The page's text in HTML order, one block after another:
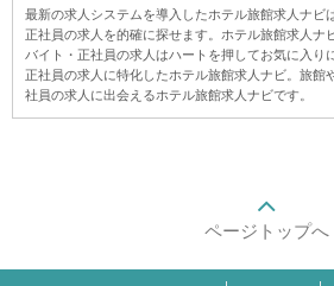
最新の求人システムを導入したホテル旅館求人ナビ
正社員の求人を的確に探せます。ホテル旅館求人ナ
バイト・正社員の求人はハートを押してお気に入り
正社員の求人に特化したホテル旅館求人ナビ。旅館
社員の求人に出会えるホテル旅館求人ナビです。
ページトップへ